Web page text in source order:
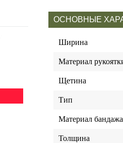
ОСНОВНЫЕ
Ширина
Материал
Щетина
Тип
Материал бандажа
Толщина